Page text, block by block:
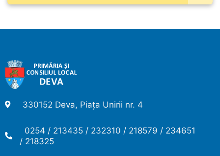
330152 Deva, Piața Unirii nr. 4
0254 / 213435 / 232310 / 218579 / 234651
/ 218325